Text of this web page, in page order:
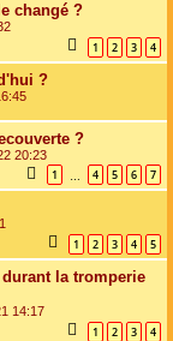
changé ?
1 2 3 4
?
?
20:23
1 4 5 6 7
1 2 3 4 5
la tromperie
14:17
1 2 3 4